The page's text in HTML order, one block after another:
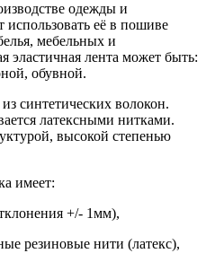
одежды и
использовать её в пошиве
мебельных и
эластичная лента может быть:
обувной.
синтетических волокон.
латексными нитками.
высокой степенью
имеет:
+/- 1мм),
резиновые нити (латекс),